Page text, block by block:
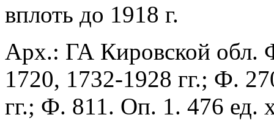
вплоть до 1918 г.
Арх.: ГА Кировской обл.
1720, 1732-1928 гг.; Ф.
гг.; Ф. 811. Оп. 1. 476 ед.